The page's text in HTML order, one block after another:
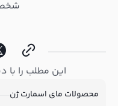
این مطلب را با
محصولات مای اسمارت ژن